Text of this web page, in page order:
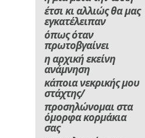
έτσι κι αλλιώς θα μας
εγκατέλειπαν
όπως όταν
πρωτοβγαίνει
η αρχική εκείνη
ανάμνηση
κάποια νεκρικής μου
στάχτης/
προσηλώνομαι στα
όμορφα κορμάκια
σας